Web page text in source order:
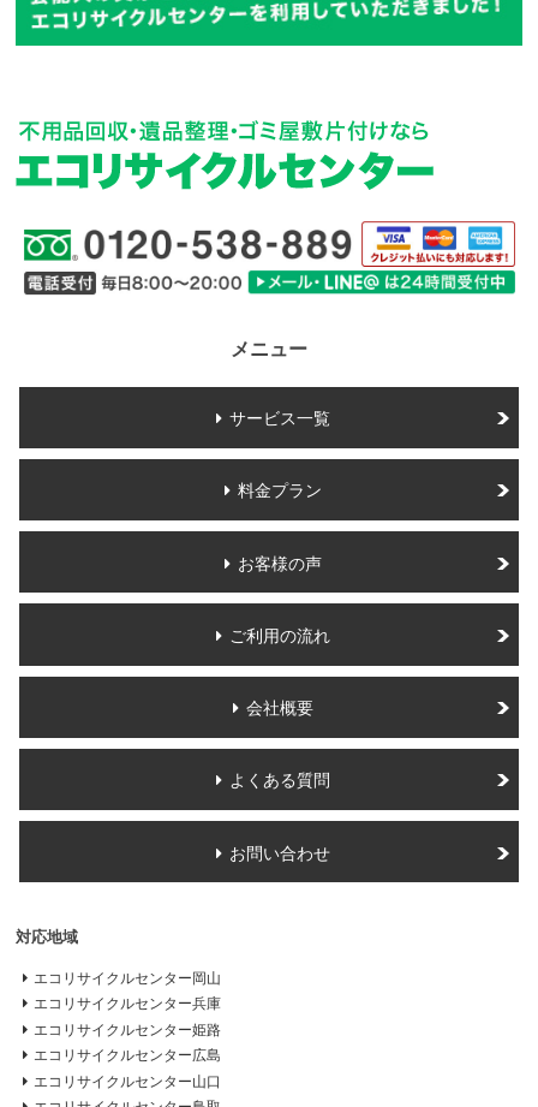
メニュー
サービス一覧
料金プラン
お客様の声
ご利用の流れ
会社概要
よくある質問
お問い合わせ
対応地域
エコリサイクルセンター岡山
エコリサイクルセンター兵庫
エコリサイクルセンター姫路
エコリサイクルセンター広島
エコリサイクルセンター山口